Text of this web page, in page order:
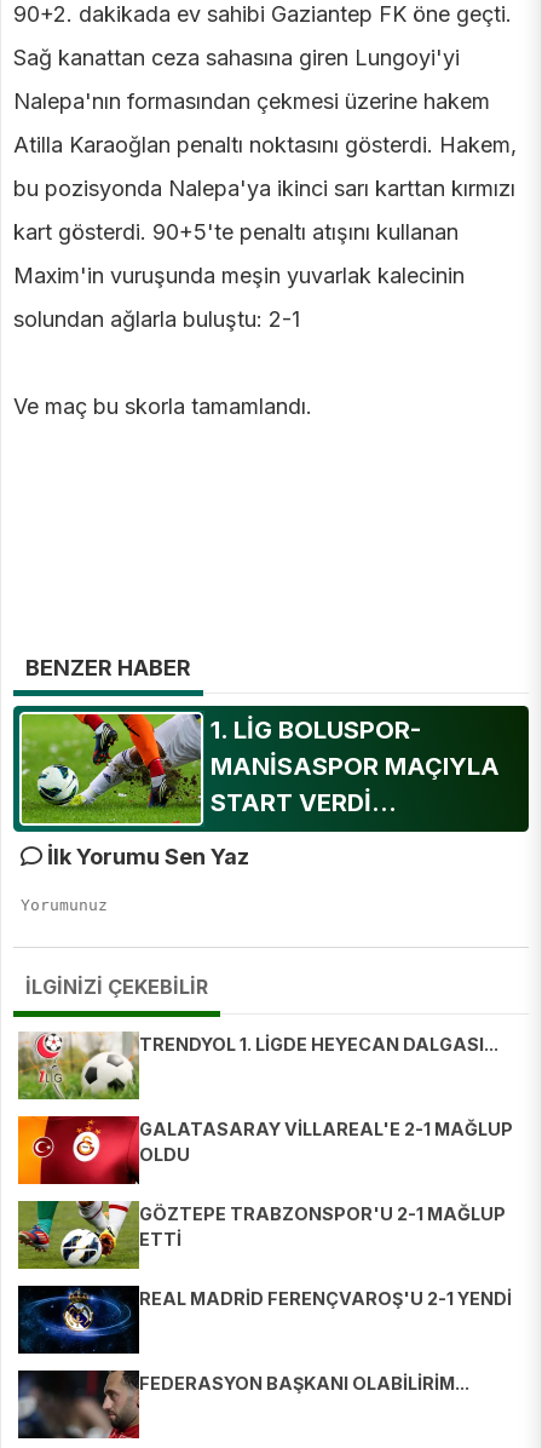
90+2. dakikada ev sahibi Gaziantep FK öne geçti.
Sağ kanattan ceza sahasına giren Lungoyi'yi
Nalepa'nın formasından çekmesi üzerine hakem
Atilla Karaoğlan penaltı noktasını gösterdi. Hakem,
bu pozisyonda Nalepa'ya ikinci sarı karttan kırmızı
kart gösterdi. 90+5'te penaltı atışını kullanan
Maxim'in vuruşunda meşin yuvarlak kalecinin
solundan ağlarla buluştu: 2-1
Ve maç bu skorla tamamlandı.
BENZER HABER
1. LİG BOLUSPOR-
MANİSASPOR MAÇIYLA
START VERDİ...
İlk Yorumu Sen Yaz
İLGİNİZİ ÇEKEBİLİR
TRENDYOL 1. LİGDE HEYECAN DALGASI...
GALATASARAY VİLLAREAL'E 2-1 MAĞLUP
OLDU
GÖZTEPE TRABZONSPOR'U 2-1 MAĞLUP
ETTİ
REAL MADRİD FERENÇVAROŞ'U 2-1 YENDİ
FEDERASYON BAŞKANI OLABİLİRİM...